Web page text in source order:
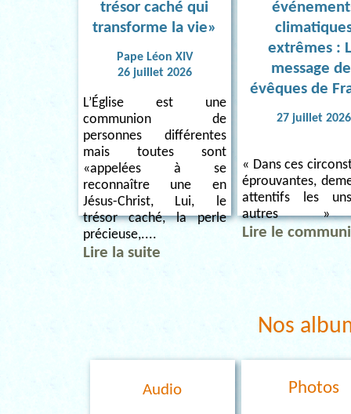
trésor caché qui
transforme la vie»
Pape Léon XIV
26 juillet 2026
L’Église est une
communion de
personnes différentes
mais toutes sont
«appelées à se
reconnaître une en
Jésus-Christ, Lui, le
trésor caché, la perle
précieuse,....
Lire la suite
extrêmes :
message
évêques de
27 juillet 2026
« Dans ces
éprouvantes,
attentifs les
autres
Lire le
Nos
Audio Photos